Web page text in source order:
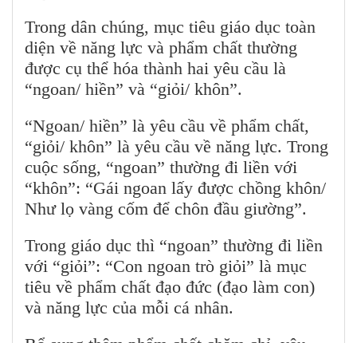
Trong dân chúng, mục tiêu giáo dục toàn
diện về năng lực và phẩm chất thường
được cụ thể hóa thành hai yêu cầu là
“ngoan/ hiền” và “giỏi/ khôn”.
“Ngoan/ hiền” là yêu cầu về phẩm chất,
“giỏi/ khôn” là yêu cầu về năng lực. Trong
cuộc sống, “ngoan” thường đi liền với
“khôn”: “Gái ngoan lấy được chồng khôn/
Như lọ vàng cốm để chôn đầu giường”.
Trong giáo dục thì “ngoan” thường đi liền
với “giỏi”: “Con ngoan trò giỏi” là mục
tiêu về phẩm chất đạo đức (đạo làm con)
và năng lực của mỗi cá nhân.